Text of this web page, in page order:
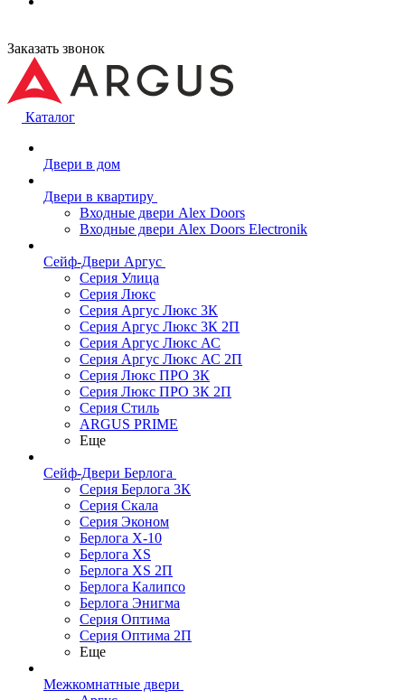
Заказать звонок
Каталог
Двери в дом
Двери в квартиру
Входные двери Alex Doors
Входные двери Alex Doors Electronik
Сейф-Двери Аргус
Серия Улица
Серия Люкс
Серия Аргус Люкс 3К
Серия Аргус Люкс 3К 2П
Серия Аргус Люкс АС
Серия Аргус Люкс АС 2П
Серия Люкс ПРО 3К
Серия Люкс ПРО 3К 2П
Серия Стиль
ARGUS PRIME
Еще
Сейф-Двери Берлога
Серия Берлога 3К
Серия Скала
Серия Эконом
Берлога X-10
Берлога XS
Берлога XS 2П
Берлога Калипсо
Берлога Энигма
Серия Оптима
Серия Оптима 2П
Еще
Межкомнатные двери